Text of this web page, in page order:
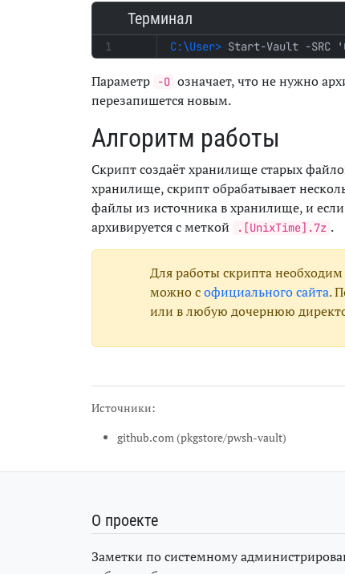
Терминал
Start-Vault -SRC
Параметр -O означает, что не нужно
перезапишется новым.
Алгоритм работы
Скрипт создаёт хранилище старых
хранилище, скрипт обрабатывает
файлы из источника в хранилище, и
архивируется с меткой
.[UnixTime].7z .
Для работы скрипта необходим
можно софициального сайта.
или в любую дочернюю
Источники:
github.com (pkgstore/pwsh-vault)
О проекте
Заметки по системному